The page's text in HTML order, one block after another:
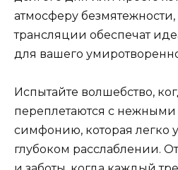
атмосферу
трансляции обеспечат
для вашего
Испытайте волшебство,
переплетаются с нежными
симфонию, которая легко
глубоком расслаблении.